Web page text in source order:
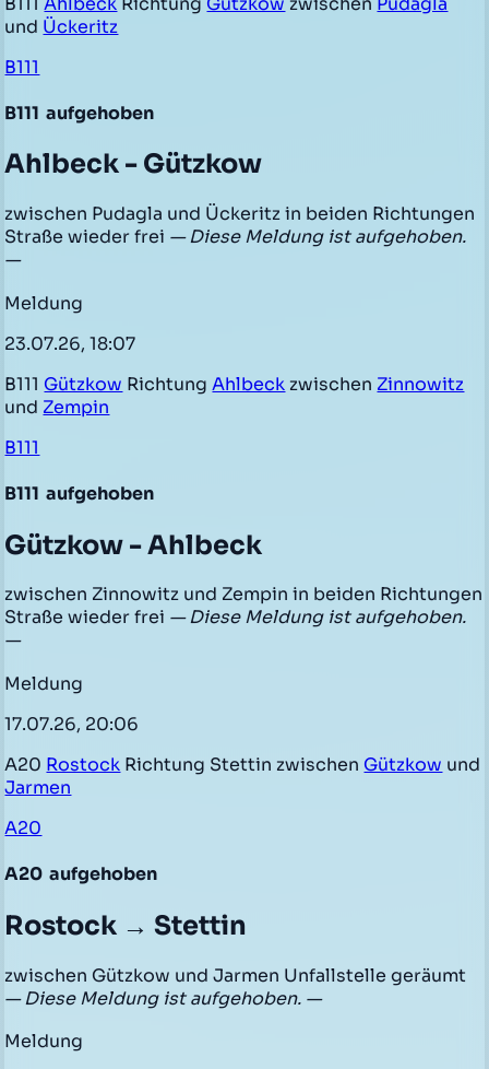
und Ückeritz
B111
B111 aufgehoben
Ahlbeck - Gützkow
zwischen Pudagla und Ückeritz in beiden Richtungen
Straße wieder frei — Diese Meldung ist aufgehoben.
—
Meldung
23.07.26, 18:07
B111 Gützkow RichtungAhlbeck zwischen Zinnowitz
und Zempin
B111
B111 aufgehoben
Gützkow - Ahlbeck
zwischen Zinnowitz und Zempin in beiden Richtungen
Straße wieder frei — Diese Meldung ist aufgehoben.
—
Meldung
17.07.26, 20:06
A20 Rostock Richtung Stettin zwischen Gützkow und
Jarmen
A20
A20 aufgehoben
Rostock → Stettin
zwischen Gützkow und Jarmen Unfallstelle geräumt
— Diese Meldung ist aufgehoben. —
Meldung